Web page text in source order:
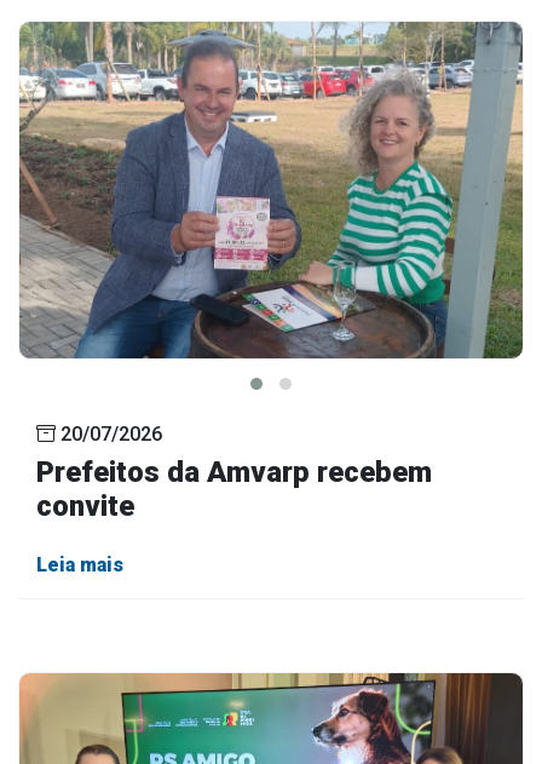
20/07/2026
Prefeitos da Amvarp recebem
convite
Leia mais